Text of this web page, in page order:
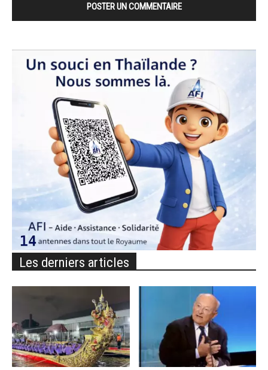
Les derniers articles